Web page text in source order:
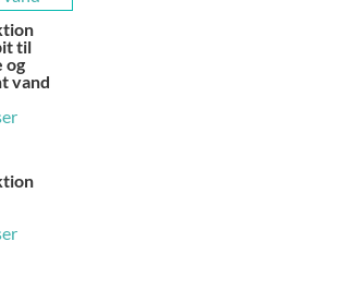
til
og
vand